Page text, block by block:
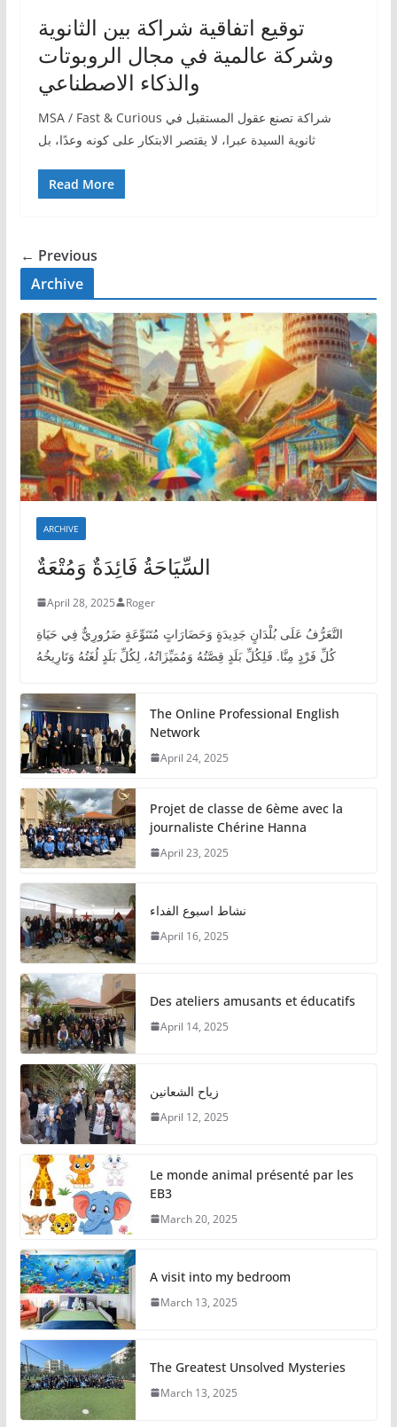
توقيع اتفاقية شراكة بين الثانوية
وشركة عالمية في مجال الروبوتات
والذكاء الاصطناعي
MSA / Fast & Curious شراكة تصنع عقول المستقبل في
ثانوية السيدة عبرا، لا يقتصر الابتكار على كونه وعدًا، بل
Read More
← Previous
Archive
ARCHIVE
السِّيَاحَةُ فَائِدَةٌ وَمُتْعَةٌ
April 28, 2025 Roger
التَّعَرُّفُ عَلَى بُلْدَانٍ جَدِيدَةٍ وَحَضَارَاتٍ مُتَنَوِّعَةٍ ضَرُورِيٌّ فِي حَيَاةِ
كُلِّ فَرْدٍ مِنَّا. فَلِكُلِّ بَلَدٍ قِصَّتُهُ وَمُمَيِّزَاتُهُ، لِكُلِّ بَلَدٍ لُغَتُهُ وَتَارِيخُهُ
The Online Professional English
Network
April 24, 2025
Projet de classe de 6ème avec la
journaliste Chérine Hanna
April 23, 2025
نشاط اسبوع الفداء
April 16, 2025
Des ateliers amusants et éducatifs
April 14, 2025
زياح الشعانين
April 12, 2025
Le monde animal présenté par les
EB3
March 20, 2025
A visit into my bedroom
March 13, 2025
The Greatest Unsolved Mysteries
March 13, 2025